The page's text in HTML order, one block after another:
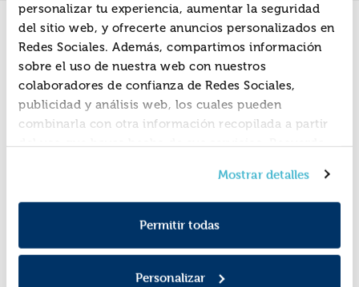
personalizar tu experiencia, aumentar la seguridad
del sitio web, y ofrecerte anuncios personalizados en
Redes Sociales. Además, compartimos información
sobre el uso de nuestra web con nuestros
colaboradores de confianza de Redes Sociales,
publicidad y análisis web, los cuales pueden
combinarla con otra información recopilada a partir
consentimiento en cualquier momento. Para más
información consulta laPolítica de Cookiesy la
Política de Privacidad.
Mostrar detalles
Permitir todas
Personalizar
Promociones